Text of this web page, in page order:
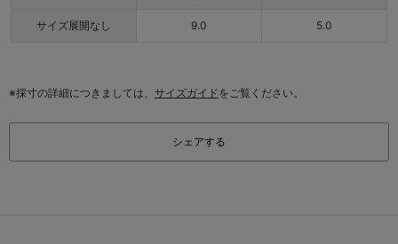
サイズ展開なし 9.0 5.0
※採寸の詳細につきましては、 サイズガイドをご覧ください。
シェアする